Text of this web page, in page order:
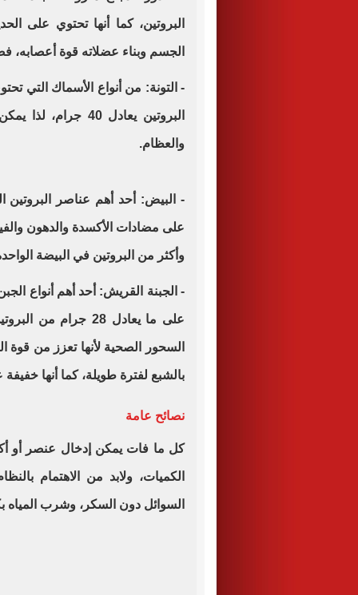
البروتين، كما أنها تحتوي على
الجسم وبناء عضلاته قوة أعصابه،
البروتين يعادل
والعظام.
- البيض: أحد أهم عناصر البروتين
وأكثر من البروتين في البيضة
- الجبنة القريش: أحد أهم أنواع
على ما يعادل 28
السحور الصحية لأنها تعزز من
بالشبع لفترة طويلة، كما أنها
نصائح عامة
كل ما فات يمكن إدخال عنصر أو
الكميات، ولابد من الاهتمام
السوائل دون السكر، وشرب المياه